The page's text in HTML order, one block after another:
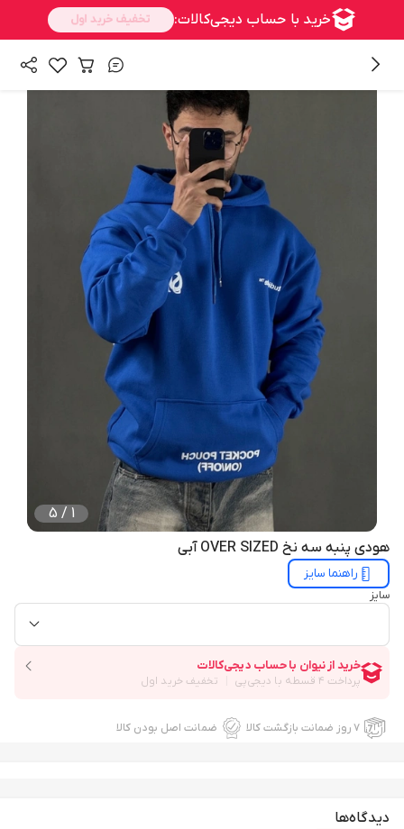
1
/
5
هودی پنبه سه نخ OVER SIZED آبی
راهنما سایز
سایز
۷ روز ضمانت بازگشت کالا ضمانت اصل بودن کالا
دیدگاه‌ها